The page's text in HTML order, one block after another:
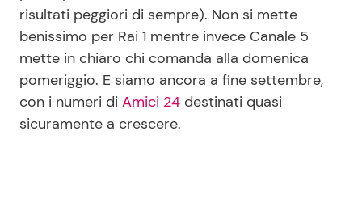
Festività Ricette per Bambini
Seguici
risultati peggiori di sempre). Non si mette
benissimo per Rai 1 mentre invece Canale 5
mette in chiaro chi comanda alla domenica
pomeriggio. E siamo ancora a fine settembre,
con i numeri di Amici 24 destinati quasi
sicuramente a crescere.